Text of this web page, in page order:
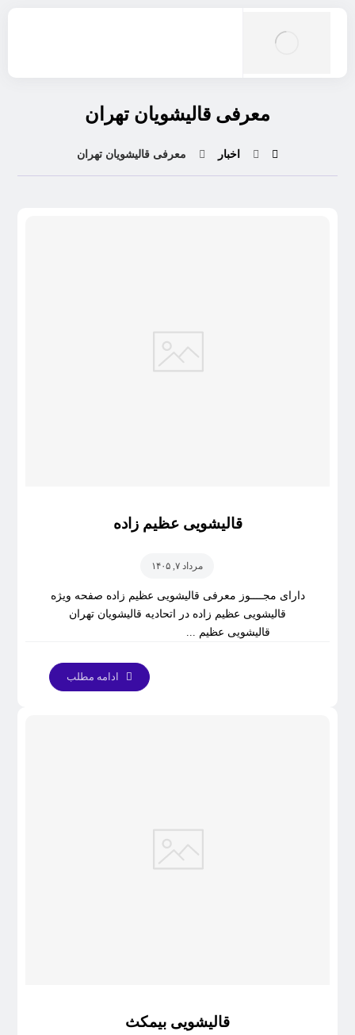
معرفی قالیشویان تهران
اخبار معرفی قالیشویان تهران
قالیشویی عظیم زاده
مرداد ۷, ۱۴۰۵
دارای مجــــوز معرفی قالیشویی عظیم زاده صفحه ویژه
قالیشویی عظیم زاده در اتحادیه قالیشویان تهران
قالیشویی عظیم ...
ادامه مطلب
قالیشویی بیمکث